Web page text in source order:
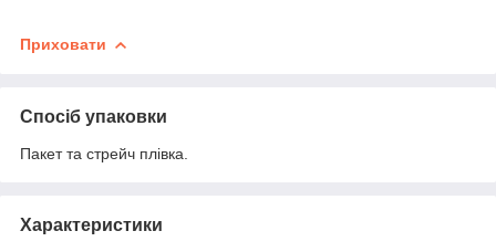
Приховати
Спосіб упаковки
Пакет та стрейч плівка.
Характеристики